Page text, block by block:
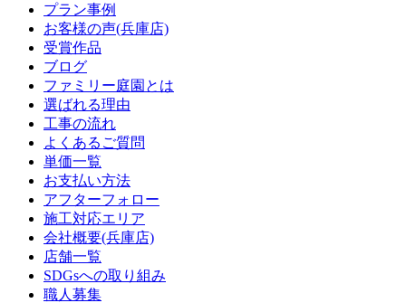
プラン事例
お客様の声(兵庫店)
受賞作品
ブログ
ファミリー庭園とは
選ばれる理由
工事の流れ
よくあるご質問
単価一覧
お支払い方法
アフターフォロー
施工対応エリア
会社概要(兵庫店)
店舗一覧
SDGsへの取り組み
職人募集